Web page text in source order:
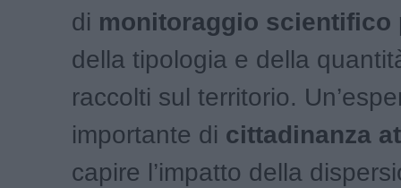
di monitoraggio scientifico
della tipologia e della
raccolti sul territorio.
importante di cittadinanza
capire l’impatto della